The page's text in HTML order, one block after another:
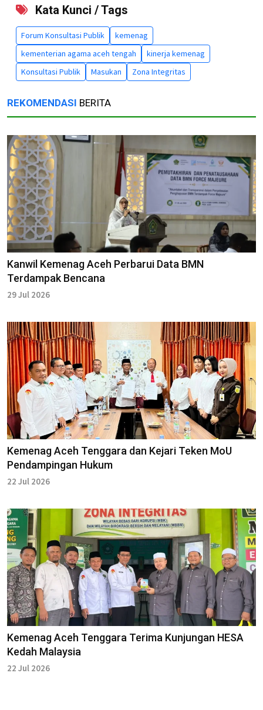
Kata Kunci / Tags
Forum Konsultasi Publik
kemenag
kementerian agama aceh tengah
kinerja kemenag
Konsultasi Publik
Masukan Zona Integritas
REKOMENDASI BERITA
Kanwil Kemenag Aceh Perbarui Data BMN
Terdampak Bencana
29 Jul 2026
Kemenag Aceh Tenggara dan Kejari Teken MoU
Pendampingan Hukum
22 Jul 2026
Kemenag Aceh Tenggara Terima Kunjungan HESA
Kedah Malaysia
22 Jul 2026